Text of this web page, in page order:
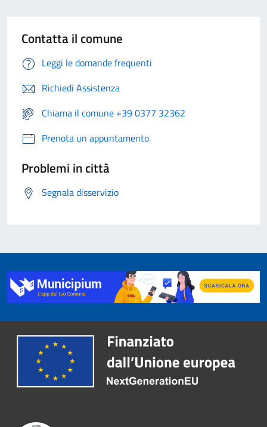
Contatta il comune
Leggi le domande frequenti
Richiedi Assistenza
Chiama il comune +39 0377 32362
Prenota un appuntamento
Problemi in città
Segnala disservizio